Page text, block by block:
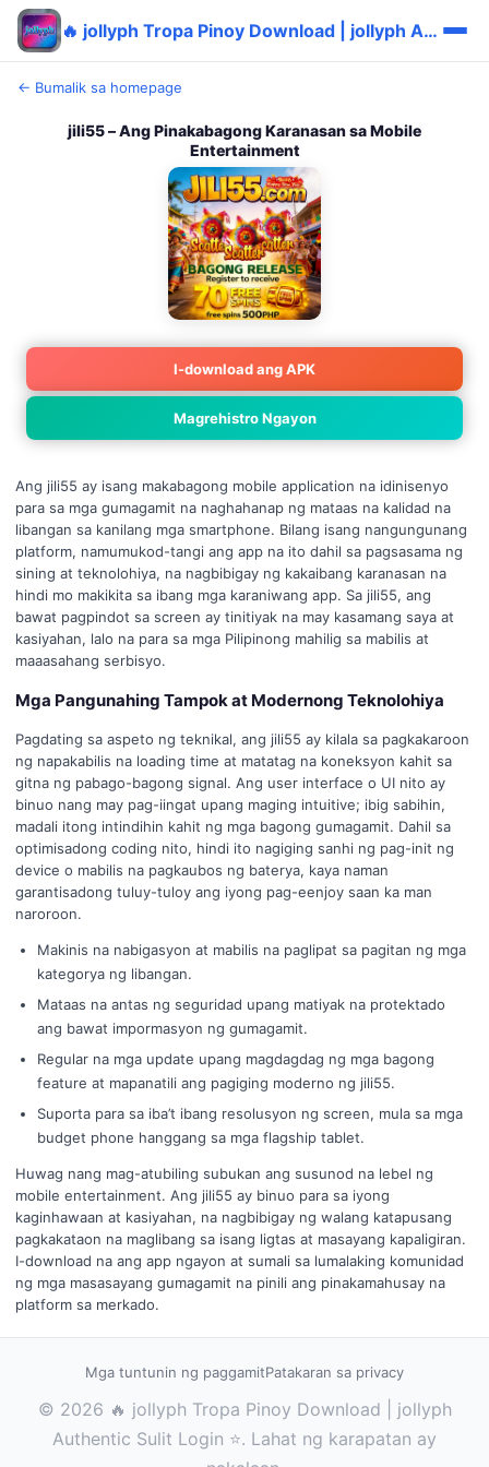
🔥 jollyph Tropa Pinoy Download | jollyph Authentic Sulit Login ⭐
← Bumalik sa homepage
jili55 – Ang Pinakabagong Karanasan sa Mobile
Entertainment
I-download ang APK
Magrehistro Ngayon
Ang jili55 ay isang makabagong mobile application na idinisenyo
para sa mga gumagamit na naghahanap ng mataas na kalidad na
libangan sa kanilang mga smartphone. Bilang isang nangungunang
platform, namumukod-tangi ang app na ito dahil sa pagsasama ng
sining at teknolohiya, na nagbibigay ng kakaibang karanasan na
hindi mo makikita sa ibang mga karaniwang app. Sa jili55, ang
bawat pagpindot sa screen ay tinitiyak na may kasamang saya at
kasiyahan, lalo na para sa mga Pilipinong mahilig sa mabilis at
maaasahang serbisyo.
Mga Pangunahing Tampok at Modernong Teknolohiya
Pagdating sa aspeto ng teknikal, ang jili55 ay kilala sa pagkakaroon
ng napakabilis na loading time at matatag na koneksyon kahit sa
gitna ng pabago-bagong signal. Ang user interface o UI nito ay
binuo nang may pag-iingat upang maging intuitive; ibig sabihin,
madali itong intindihin kahit ng mga bagong gumagamit. Dahil sa
optimisadong coding nito, hindi ito nagiging sanhi ng pag-init ng
device o mabilis na pagkaubos ng baterya, kaya naman
garantisadong tuluy-tuloy ang iyong pag-eenjoy saan ka man
naroroon.
Makinis na nabigasyon at mabilis na paglipat sa pagitan ng mga
kategorya ng libangan.
Mataas na antas ng seguridad upang matiyak na protektado
ang bawat impormasyon ng gumagamit.
Regular na mga update upang magdagdag ng mga bagong
feature at mapanatili ang pagiging moderno ng jili55.
Suporta para sa iba’t ibang resolusyon ng screen, mula sa mga
budget phone hanggang sa mga flagship tablet.
Huwag nang mag-atubiling subukan ang susunod na lebel ng
mobile entertainment. Ang jili55 ay binuo para sa iyong
kaginhawaan at kasiyahan, na nagbibigay ng walang katapusang
pagkakataon na maglibang sa isang ligtas at masayang kapaligiran.
I-download na ang app ngayon at sumali sa lumalaking komunidad
ng mga masasayang gumagamit na pinili ang pinakamahusay na
platform sa merkado.
Mga tuntunin ng paggamitPatakaran sa privacy
© 2026 🔥 jollyph Tropa Pinoy Download | jollyph
Authentic Sulit Login ⭐. Lahat ng karapatan ay